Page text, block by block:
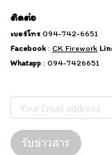
ติดต่อ
เบอร์โทร 094-742-6651
Facebook: CK Firework
Whatapp : 094-7426651
รับข่าวสาร